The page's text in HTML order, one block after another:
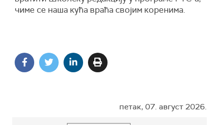
чиме се наша кућа враћа својим коренима.
петак, 07. август 2026.